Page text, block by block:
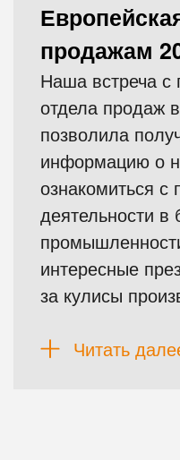
продажам
Наша встреча с
отдела продаж
позволила
информацию о
ознакомиться с
деятельности в
интересные
за кулисы
Читать